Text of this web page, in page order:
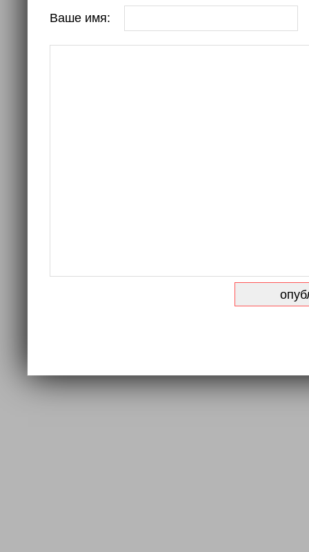
Ваше имя: